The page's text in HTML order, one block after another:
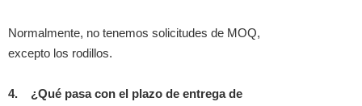
Normalmente, no tenemos solicitudes de MOQ,
excepto los rodillos.
4.
¿Qué pasa con el plazo de entrega de